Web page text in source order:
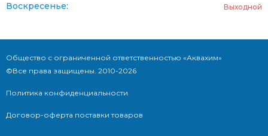
Воскресенье: Выходной
Общество с ограниченной ответственностью «Аквахим»
©Все права защищены. 2010-2026
Политика конфиденциальности
Договор-оферта поставки товаров